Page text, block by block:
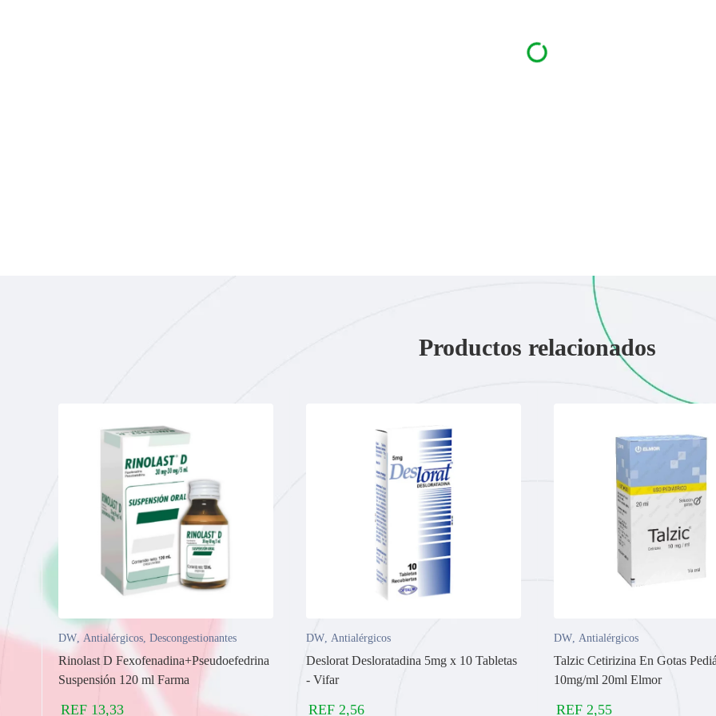
Productos relacionados
DW Antialérgicos Descongestionantes
Rinolast D Fexofenadina+Pseudoefedrina
Suspensión 120 ml Farma
REF 13,33
DW Antialérgicos
Deslorat Desloratadina 5mg x 10 Tabletas
- Vifar
REF 2,56
DW Antialérgicos
Talzic Cetirizina En Gotas
10mg/ml 20ml Elmor
REF 2,55